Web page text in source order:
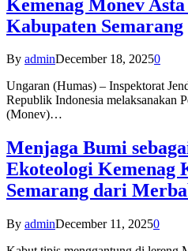
Kemenag Monev
Kabupaten Semarang
By adminDecember 18, 20250
Ungaran (Humas) – Inspektorat
Republik Indonesia melaksanakan
(Monev)…
Menjaga Bumi
Ekoteologi Kemenag
Semarang dari
By adminDecember 11, 20250